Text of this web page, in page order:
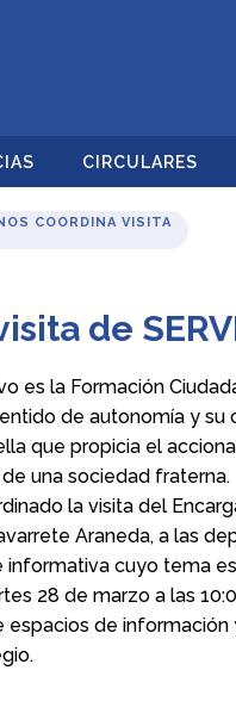
CIRCULARES
COORDINA VISITA
de
es la Formación
de autonomía y su
que propicia el
una sociedad fraterna.
la visita del
Araneda, a las
cuyo tema
28 de marzo a las
espacios de información